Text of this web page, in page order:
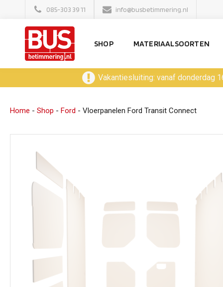
085-303 39 11 info@busbetimmering.nl
SHOP MATERIAALSOORTEN
Vakantiesluiting: vanaf donderdag
Home - Shop - Ford - Vloerpanelen Ford Transit Connect